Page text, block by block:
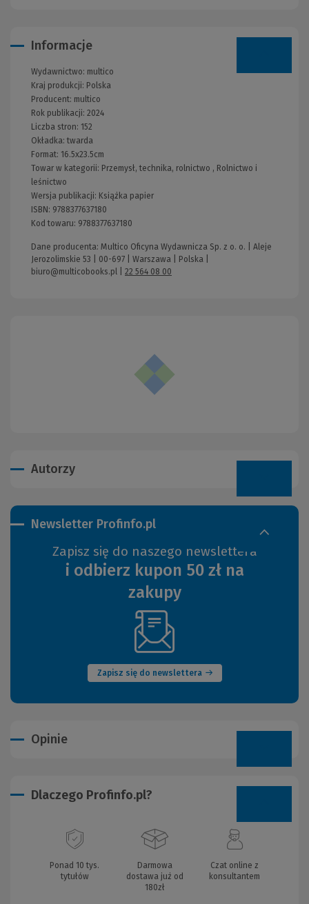
Informacje
Wydawnictwo: multico
Kraj produkcji: Polska
Producent: multico
Rok publikacji: 2024
Liczba stron: 152
Okładka:twarda
Format: 16.5x23.5cm
Towar w kategorii: Przemysł, technika, rolnictwo , Rolnictwo i
leśnictwo
Wersja publikacji: Książka papier
ISBN: 9788377637180
Kod towaru: 9788377637180
Dane producenta: Multico Oficyna Wydawnicza Sp. z o. o. | Aleje
Jerozolimskie 53 | 00-697 | Warszawa | Polska |
biuro@multicobooks.pl
22 564 08 00
Autorzy
Newsletter Profinfo.pl
Zapisz się do naszego newslettera
i odbierz kupon 50 zł na
zakupy
Zapisz się do newslettera
(Nowe
okno)
Opinie
Dlaczego Profinfo.pl?
Ponad 10 tys.
tytułów
Darmowa
dostawa już od
180zł
Czat online z
konsultantem